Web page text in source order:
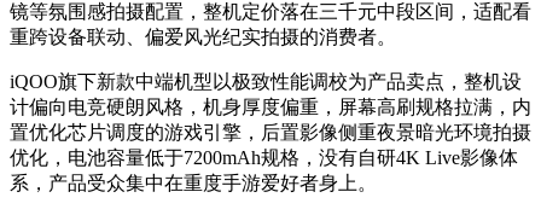
镜等氛围感拍摄配置，整机定价落在三千元中段区间，适配看
重跨设备联动、偏爱风光纪实拍摄的消费者。
iQOO旗下新款中端机型以极致性能调校为产品卖点，整机设
计偏向电竞硬朗风格，机身厚度偏重，屏幕高刷规格拉满，内
置优化芯片调度的游戏引擎，后置影像侧重夜景暗光环境拍摄
优化，电池容量低于7200mAh规格，没有自研4K Live影像体
系，产品受众集中在重度手游爱好者身上。